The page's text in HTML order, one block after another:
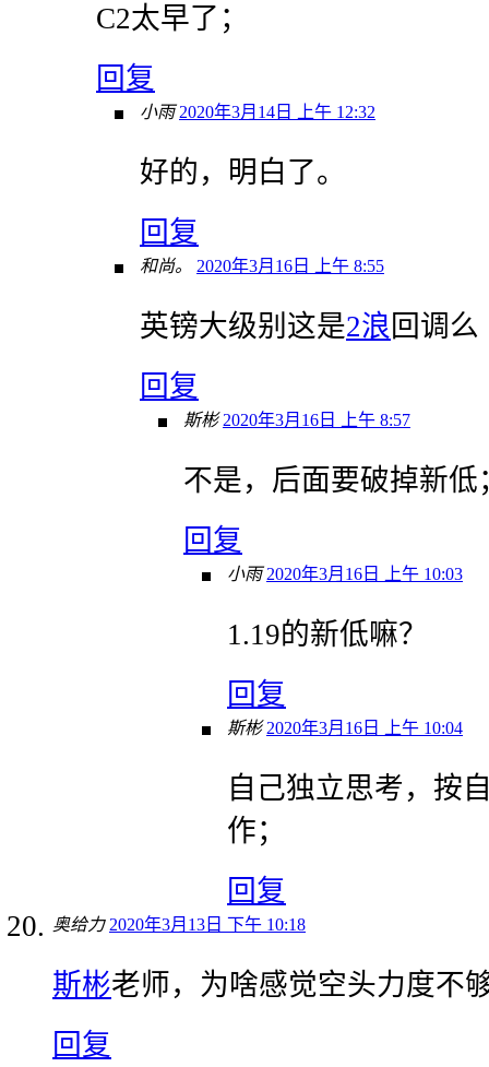
C2太早了；
回复
小雨 2020年3月14日 上午 12:32
好的，明白了。
回复
和尚。 2020年3月16日 上午 8:55
英镑大级别这是2浪 回调么
回复
斯彬 2020年3月16日 上午 8:57
不是，后面要破掉新低
回复
小雨 2020年3月16日 上午 10:03
1.19的新低嘛？
回复
斯彬 2020年3月16日 上午 10:04
自己独立思考，按
作；
回复
奥给力 2020年3月13日 下午 10:18
斯彬老师，为啥感觉空头力度不
回复